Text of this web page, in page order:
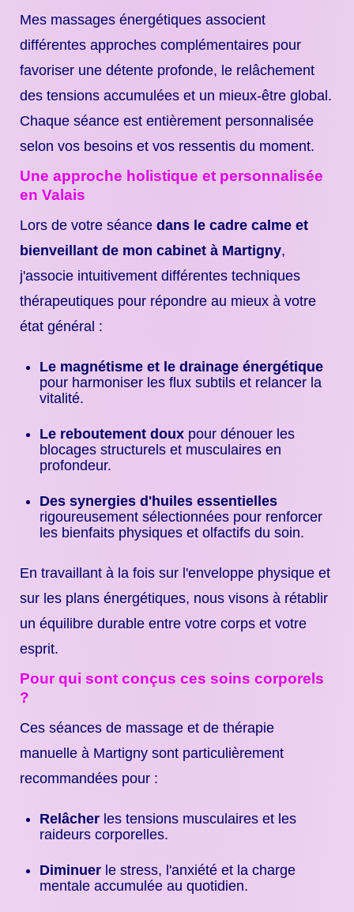
Mes massages énergétiques associent
différentes approches complémentaires pour
favoriser une détente profonde, le relâchement
des tensions accumulées et un mieux-être global.
Chaque séance est entièrement personnalisée
selon vos besoins et vos ressentis du moment.
Une approche holistique et personnalisée
en Valais
Lors de votre séance dans le cadre calme et
bienveillant de mon cabinet à Martigny,
j'associe intuitivement différentes techniques
thérapeutiques pour répondre au mieux à votre
état général :
Le magnétisme et le drainage énergétique
pour harmoniser les flux subtils et relancer la
vitalité.
Le reboutement doux pour dénouer les
blocages structurels et musculaires en
profondeur.
Des synergies d'huiles essentielles
rigoureusement sélectionnées pour renforcer
les bienfaits physiques et olfactifs du soin.
En travaillant à la fois sur l'enveloppe physique et
sur les plans énergétiques, nous visons à rétablir
un équilibre durable entre votre corps et votre
esprit.
Pour qui sont conçus ces soins corporels
?
Ces séances de massage et de thérapie
manuelle à Martigny sont particulièrement
recommandées pour :
Relâcher les tensions musculaires et les
raideurs corporelles.
Diminuer le stress, l'anxiété et la charge
mentale accumulée au quotidien.